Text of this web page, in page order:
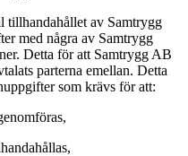
tillhandahållet av Samtrygg
med några av Samtrygg
Detta för att Samtrygg AB
parterna emellan. Detta
som krävs för att: